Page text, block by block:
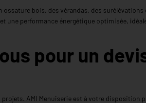
bois, des vérandas, des
une performance énergétique optimisée,
pour un
AMI Menuiserie est à votre